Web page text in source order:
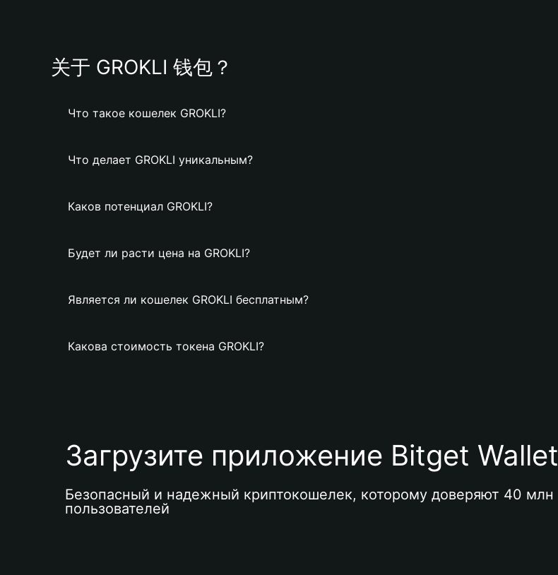
关于 GROKLI 钱包？
Что такое кошелек GROKLI?
Что делает GROKLI уникальным?
Каков потенциал GROKLI?
Будет ли расти цена на GROKLI?
Является ли кошелек GROKLI бесплатным?
Какова стоимость токена GROKLI?
Загрузите приложение Bitget Wallet
Безопасный и надежный криптокошелек, которому доверяют 40 млн
пользователей